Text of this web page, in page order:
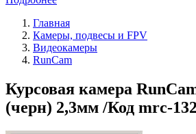
Главная
Камеры, подвесы и FPV
Видеокамеры
RunCam
Курсовая камера
(черн) 2,3мм /Код mrc-